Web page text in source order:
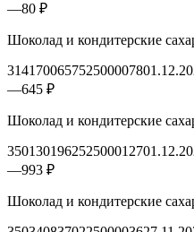
—80 ₽
Шоколад и кондитерские
3141700657525000078
—645 ₽
Шоколад и кондитерские
3501301962525000127
—993 ₽
Шоколад и кондитерские